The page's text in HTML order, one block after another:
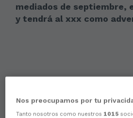
mediados de septiembre,
y tendrá al xxx como
Nos preocupamos por tu
Tanto nosotros como nuestros 1015